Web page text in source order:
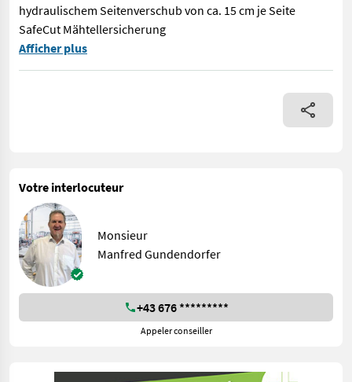
hydraulischem Seitenverschub von ca. 15 cm je Seite
SafeCut Mähtellersicherung
Vorführmähwerk Krone Frontscheibenmähwerk EsayCut
Afficher plus
Votre interlocuteur
Monsieur
Manfred Gundendorfer
+43 676 *********
Appeler conseiller